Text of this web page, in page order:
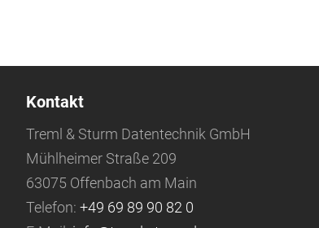
Kontakt
Treml & Sturm Datentechnik GmbH
Mühlheimer Straße 209
63075 Offenbach am Main
Telefon: +49 69 89 90 82 0